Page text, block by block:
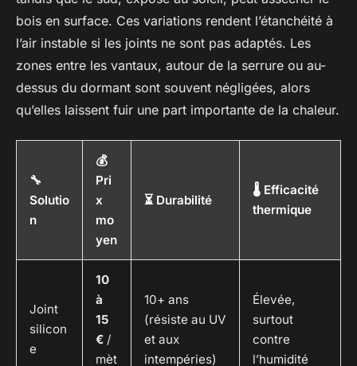
bois en surface. Ces variations rendent l’étanchéité à
l’air instable si les joints ne sont pas adaptés. Les
zones entre les vantaux, autour de la serrure ou au-
dessus du dormant sont souvent négligées, alors
qu’elles laissent fuir une part importante de la chaleur.
🔧
Solutio
n
💰
Pri
x
mo
yen
⏳ Durabilité
🌡️ Efficacité
thermique
Joint
silicon
e
10
à
15
€ /
mèt
10+ ans
(résiste au UV
et aux
intempéries)
Élevée,
surtout
contre
l’humidité